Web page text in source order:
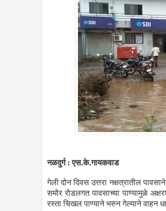
नळदुर्ग : एस.के.गायकवाड
गेली दोन दिवस उत्तरा नक्षत्रातील
समोर रोडलगत पावसाच्या पाण्यामुळे
रस्ता चिखल पाण्याने भरुन गेल्याने वाहन